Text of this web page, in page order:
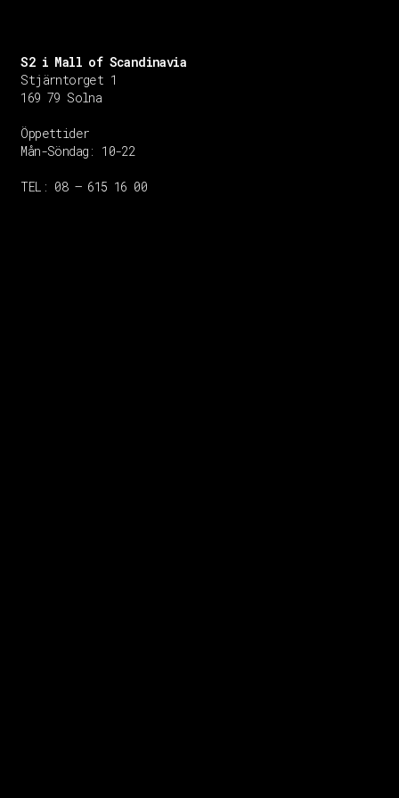
S2 i Mall of Scandinavia
Stjärntorget 1
169 79 Solna
Öppettider
Mån-Söndag: 10-22
TEL: 08 – 615 16 00